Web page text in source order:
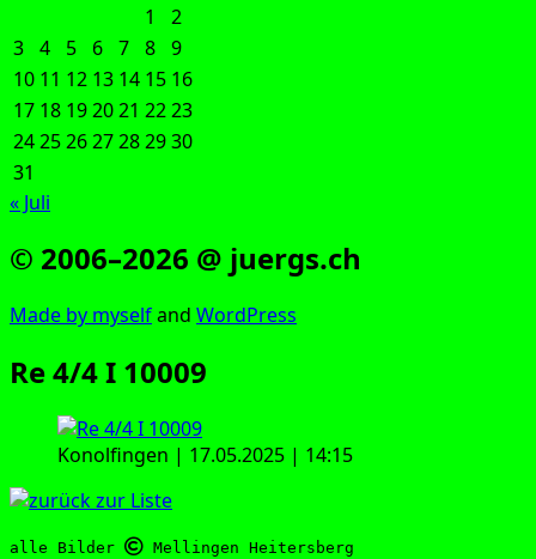
1
2
3 4 5 6 7 8 9
10 11 12 13 14 15 16
17 18 192021 2223
24252627282930
31
« Juli
© 2006–2026 @ juergs.ch
Made by mys­elfand Word­Press
Re 4/4 I 10009
Konol­fin­gen | 17.05.2025 | 14:15
alle Bilder Mellingen Heitersberg